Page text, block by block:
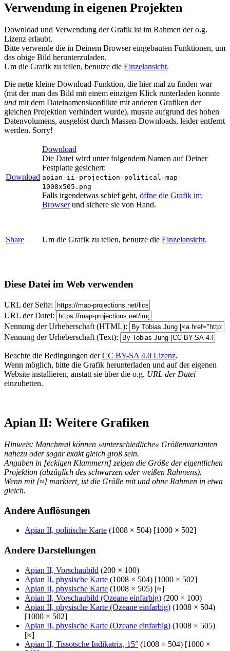
Verwendung in eigenen Projekten
Download und Verwendung der Grafik ist im Rahmen der o.g.
Lizenz erlaubt.
Bitte verwende die in Deinem Browser eingebauten Funktionen, um
das obige Bild herunterzuladen.
Um die Grafik zu teilen, benutze die Einzelansicht.
Die nette kleine Download-Funktion, die hier mal zu finden war
(mit der man das Bild mit einem einzigen Klick runterladen konnte
und mit dem Dateinamenskonflikte mit anderen Grafiken der
gleichen Projektion verhindert wurde), musste aufgrund des hohen
Datenvolumens, ausgelöst durch Massen-Downloads, leider entfernt
werden. Sorry!
Download
Download
Die Datei wird unter folgendem Namen auf Deiner
Festplatte gesichert:
apian-ii-projection-political-map-
1008x505.png
Falls irgendetwas schief geht, öffne die Grafik im
Browserund sichere sie von Hand.
Share Um die Grafik zu teilen, benutze die Einzelansicht.
Diese Datei im Web verwenden
URL der Seite:
URL der Datei:
Nennung der Urheberschaft (HTML):
Nennung der Urheberschaft (Text):
Beachte die Bedingungen derCC BY-SA 4.0 Lizenz.
Wenn möglich, bitte die Grafik herunterladen und auf der eigenen
Website installieren, anstatt sie über die o.g. URL der Datei
einzubetten.
Apian II: Weitere Grafiken
Hinweis: Manchmal können »unterschiedliche« Größenvarianten
nahezu oder sogar exakt gleich groß sein.
Angaben in [eckigen Klammern] zeigen die Größe der eigentlichen
Projektion (abzüglich des schwarzen oder weißen Rahmens).
Wenn mit [≈] markiert, ist die Größe mit und ohne Rahmen in etwa
gleich.
Andere Auflösungen
Apian II, politische Karte (1008 × 504) [1000 × 502]
Andere Darstellungen
Apian II, Vorschaubild (200 × 100)
Apian II, physische Karte (1008 × 504) [1000 × 502]
Apian II, physische Karte (1008 × 505) [≈]
Apian II, Vorschaubild (Ozeane einfarbig) (200 × 100)
Apian II, physische Karte (Ozeane einfarbig) (1008 × 504)
[1000 × 502]
Apian II, physische Karte (Ozeane einfarbig) (1008 × 505)
[≈]
Apian II, Tissotsche Indikatrix, 15° (1008 × 504) [1000 ×